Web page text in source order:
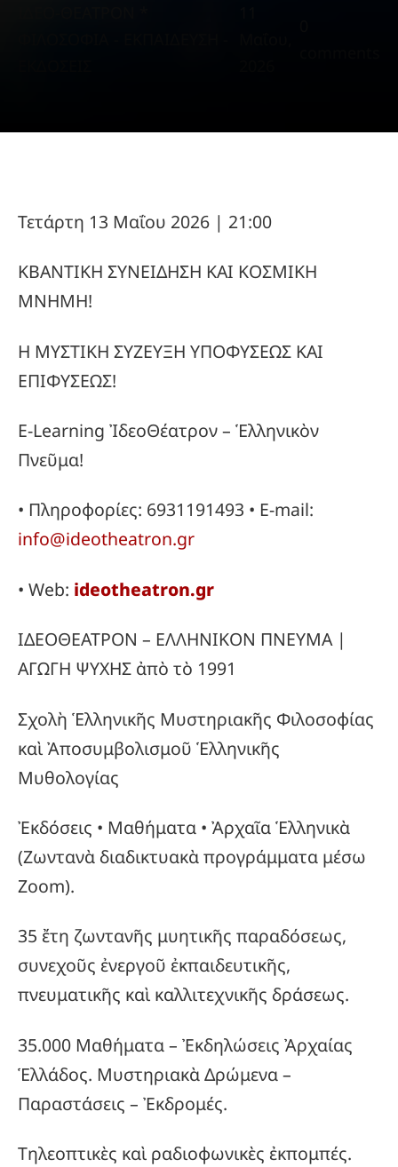
Τετάρτη 13 Μαΐου 2026 | 21:00
ΚΒΑΝΤΙΚΗ ΣΥΝΕΙΔΗΣΗ ΚΑΙ ΚΟΣΜΙΚΗ
ΜΝΗΜΗ!
Η ΜΥΣΤΙΚΗ ΣΥΖΕΥΞΗ ΥΠΟΦΥΣΕΩΣ ΚΑΙ
ΕΠΙΦΥΣΕΩΣ!
E-Learning ἸδεοΘέατρον – Ἑλληνικὸν
Πνεῦμα!
• Πληροφορίες: 6931191493 • E-mail:
info@ideotheatron.gr
• Web: ideotheatron.gr
ΙΔΕΟΘΕΑΤΡΟΝ – ΕΛΛΗΝΙΚΟΝ ΠΝΕΥΜΑ |
ΑΓΩΓΗ ΨΥΧΗΣ ἀπὸ τὸ 1991
Σχολὴ Ἑλληνικῆς Μυστηριακῆς Φιλοσοφίας
καὶ Ἀποσυμβολισμοῦ Ἑλληνικῆς
Μυθολογίας
Ἐκδόσεις • Μαθήματα • Ἀρχαῖα Ἑλληνικὰ
(Ζωντανὰ διαδικτυακὰ προγράμματα μέσω
Zoom).
35 ἔτη ζωντανῆς μυητικῆς παραδόσεως,
συνεχοῦς ἐνεργοῦ ἐκπαιδευτικῆς,
πνευματικῆς καὶ καλλιτεχνικῆς δράσεως.
35.000 Μαθήματα – Ἐκδηλώσεις Ἀρχαίας
Ἑλλάδος. Μυστηριακὰ Δρώμενα –
Παραστάσεις – Ἐκδρομές.
Τηλεοπτικὲς καὶ ραδιοφωνικὲς ἐκπομπές.